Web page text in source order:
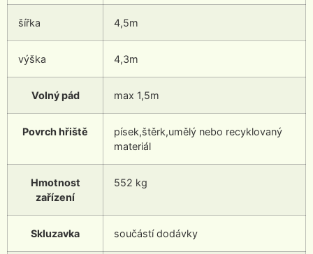
šířka 4,5m
výška 4,3m
Volný pád max 1,5m
Povrch hřiště
písek,štěrk,umělý nebo recyklovaný
materiál
Hmotnost
zařízení
552 kg
Skluzavka součástí dodávky